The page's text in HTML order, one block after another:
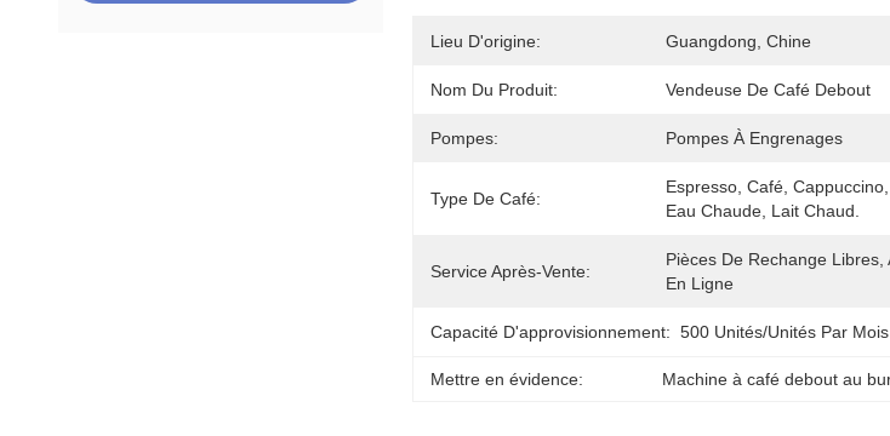
Lieu D'origine: Guangdong, Chine
Nom Du Produit: Vendeuse De Café Debout
Pompes: Pompes À Engrenages
Type De Café:
Espresso, Café, Cappuccino,
Eau Chaude, Lait Chaud.
Service Après-Vente:
Pièces De Rechange Libres,
En Ligne
Capacité D'approvisionnement: 500 Unités/unités Par Mois
Mettre en évidence: Machine à café debout au